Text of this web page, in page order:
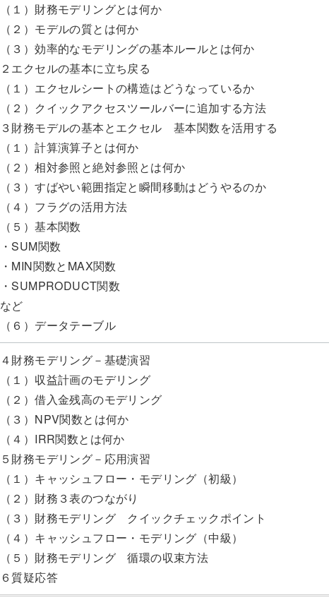
（１）財務モデリングとは何か
（２）モデルの質とは何か
（３）効率的なモデリングの基本ルールとは何か
２エクセルの基本に立ち戻る
（１）エクセルシートの構造はどうなっているか
（２）クイックアクセスツールバーに追加する方法
３財務モデルの基本とエクセル 基本関数を活用する
（１）計算演算子とは何か
（２）相対参照と絶対参照とは何か
（３）すばやい範囲指定と瞬間移動はどうやるのか
（４）フラグの活用方法
（５）基本関数
・SUM関数
・MIN関数とMAX関数
・SUMPRODUCT関数
など
（６）データテーブル
４財務モデリング－基礎演習
（１）収益計画のモデリング
（２）借入金残高のモデリング
（３）NPV関数とは何か
（４）IRR関数とは何か
５財務モデリング－応用演習
（１）キャッシュフロー・モデリング（初級）
（２）財務３表のつながり
（３）財務モデリング クイックチェックポイント
（４）キャッシュフロー・モデリング（中級）
（５）財務モデリング 循環の収束方法
６質疑応答